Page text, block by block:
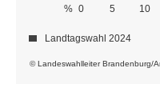
0 5 10
%
© Landeswahlleiter Brandenburg/
Landtagswahl 2024